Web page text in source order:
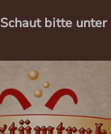
bitte